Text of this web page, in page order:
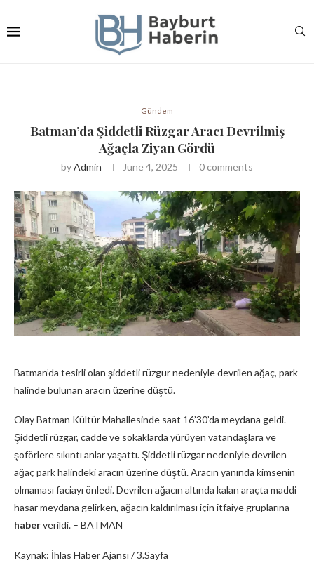
Gündem
Batman’da Şiddetli Rüzgar Aracı Devrilmiş
Ağaçla Ziyan Gördü
byAdmin June 4, 2025 0 comments
Batman’da tesirli olan şiddetli rüzgur nedeniyle devrilen ağaç, park
halinde bulunan aracın üzerine düştü.
Olay Batman Kültür Mahallesinde saat 16’30’da meydana geldi.
Şiddetli rüzgar, cadde ve sokaklarda yürüyen vatandaşlara ve
şoförlere sıkıntı anlar yaşattı. Şiddetli rüzgar nedeniyle devrilen
ağaç park halindeki aracın üzerine düştü. Aracın yanında kimsenin
olmaması faciayı önledi. Devrilen ağacın altında kalan araçta maddi
hasar meydana gelirken, ağacın kaldırılması için itfaiye gruplarına
haberverildi. – BATMAN
Kaynak: İhlas Haber Ajansı / 3.Sayfa